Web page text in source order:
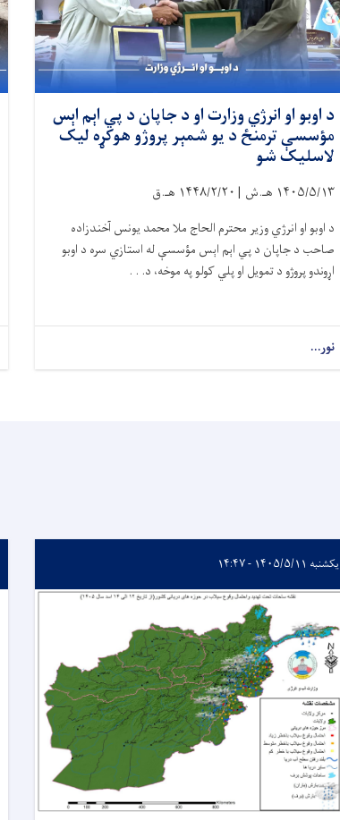
د اوبو او انرژي وزارت او د جاپان د پي اېم اېس
مؤسسې ترمنځ د یو شمېر پروژو هوکړه لیک
لاسلیک شو
۱۴۰۵/۵/۱۳ هـ.ش | ۱۴۴۸/۲/۲۰ هـ.ق
د اوبو او انرژي وزیر محترم الحاج ملا محمد یونس آخندزاده
صاحب د جاپان د پي اېم اېس مؤسسې له استازي سره د اوبو
اړوندو پروژو د تمویل او پلي کولو په موخه، د. . .
نور...
یکشنبه ۱۴۰۵/۵/۱۱ - ۱۴:۴۷